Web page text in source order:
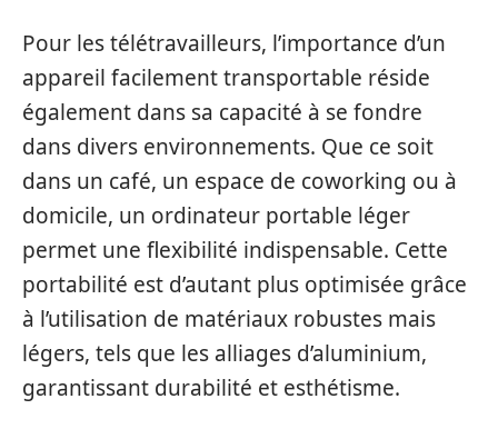
Pour les télétravailleurs, l’importance d’un
appareil facilement transportable réside
également dans sa capacité à se fondre
dans divers environnements. Que ce soit
dans un café, un espace de coworking ou à
domicile, un ordinateur portable léger
permet une flexibilité indispensable. Cette
portabilité est d’autant plus optimisée grâce
à l’utilisation de matériaux robustes mais
légers, tels que les alliages d’aluminium,
garantissant durabilité et esthétisme.